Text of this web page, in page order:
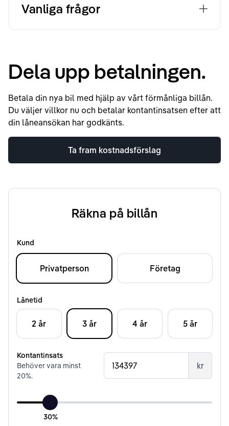
Vanliga frågor
Dela upp betalningen.
Betala din nya bil med hjälp av vårt förmånliga billån.
Du väljer villkor nu och betalar kontantinsatsen efter att
din låneansökan har godkänts.
Ta fram kostnadsförslag
Räkna på billån
Kund
Privatperson Företag
Lånetid
2 år 3 år 4 år 5 år
Kontantinsats
Behöver vara minst
20%.
kr
30%